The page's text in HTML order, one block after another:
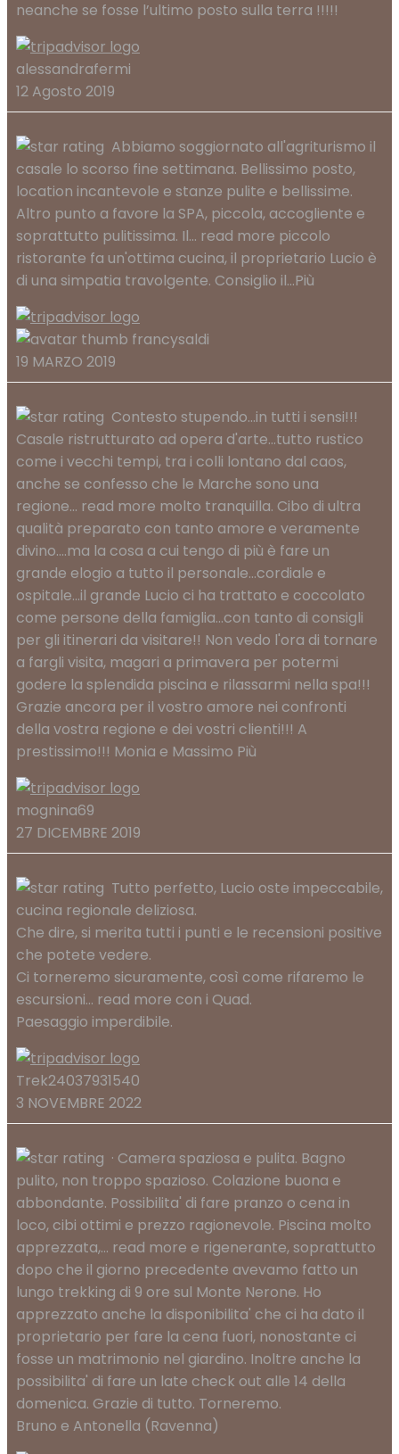
neanche se fosse l’ultimo posto sulla terra !!!!!
alessandrafermi
12 Agosto 2019
Abbiamo soggiornato all'agriturismo il
casale lo scorso fine settimana. Bellissimo posto,
location incantevole e stanze pulite e bellissime.
Altro punto a favore la SPA, piccola, accogliente e
soprattutto pulitissima. Il... read more piccolo
ristorante fa un'ottima cucina, il proprietario Lucio è
di una simpatia travolgente. Consiglio il...Più
francysaldi
19 MARZO 2019
Contesto stupendo...in tutti i sensi!!!
Casale ristrutturato ad opera d'arte...tutto rustico
come i vecchi tempi, tra i colli lontano dal caos,
anche se confesso che le Marche sono una
regione... read more molto tranquilla. Cibo di ultra
qualità preparato con tanto amore e veramente
divino....ma la cosa a cui tengo di più è fare un
grande elogio a tutto il personale...cordiale e
ospitale...il grande Lucio ci ha trattato e coccolato
come persone della famiglia...con tanto di consigli
per gli itinerari da visitare!! Non vedo l'ora di tornare
a fargli visita, magari a primavera per potermi
godere la splendida piscina e rilassarmi nella spa!!!
Grazie ancora per il vostro amore nei confronti
della vostra regione e dei vostri clienti!!! A
prestissimo!!! Monia e Massimo Più
mognina69
27 DICEMBRE 2019
Tutto perfetto, Lucio oste impeccabile,
cucina regionale deliziosa.
Che dire, si merita tutti i punti e le recensioni positive
che potete vedere.
Ci torneremo sicuramente, così come rifaremo le
escursioni... read more con i Quad.
Paesaggio imperdibile.
Trek24037931540
3 NOVEMBRE 2022
· Camera spaziosa e pulita. Bagno
pulito, non troppo spazioso. Colazione buona e
abbondante. Possibilita' di fare pranzo o cena in
loco, cibi ottimi e prezzo ragionevole. Piscina molto
apprezzata,... read more e rigenerante, soprattutto
dopo che il giorno precedente avevamo fatto un
lungo trekking di 9 ore sul Monte Nerone. Ho
apprezzato anche la disponibilita' che ci ha dato il
proprietario per fare la cena fuori, nonostante ci
fosse un matrimonio nel giardino. Inoltre anche la
possibilita' di fare un late check out alle 14 della
domenica. Grazie di tutto. Torneremo.
Bruno e Antonella (Ravenna)